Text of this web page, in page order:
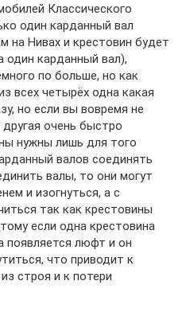
Классического
один карданный вал
на Нивах и крестовин будет
карданный вал),
по больше, но как
всех четырёх одна какая
но если вы вовремя не
очень быстро
нужны лишь для того
валов соединять
валы, то они могут
и изогнуться, а с
так как крестовины
если одна крестовина
появляется люфт и он
что приводит к
строя и к потери